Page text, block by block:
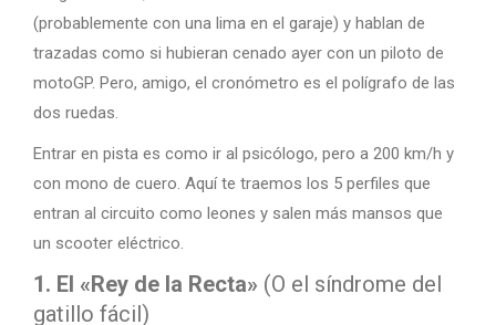
(probablemente con una lima en el garaje) y hablan de
trazadas como si hubieran cenado ayer con un piloto de
motoGP. Pero, amigo, el cronómetro es el polígrafo de las
dos ruedas.
Entrar en pista es como ir al psicólogo, pero a 200 km/h y
con mono de cuero. Aquí te traemos los 5 perfiles que
entran al circuito como leones y salen más mansos que
un scooter eléctrico.
1. El «Rey de la Recta» (O el síndrome del
gatillo fácil)